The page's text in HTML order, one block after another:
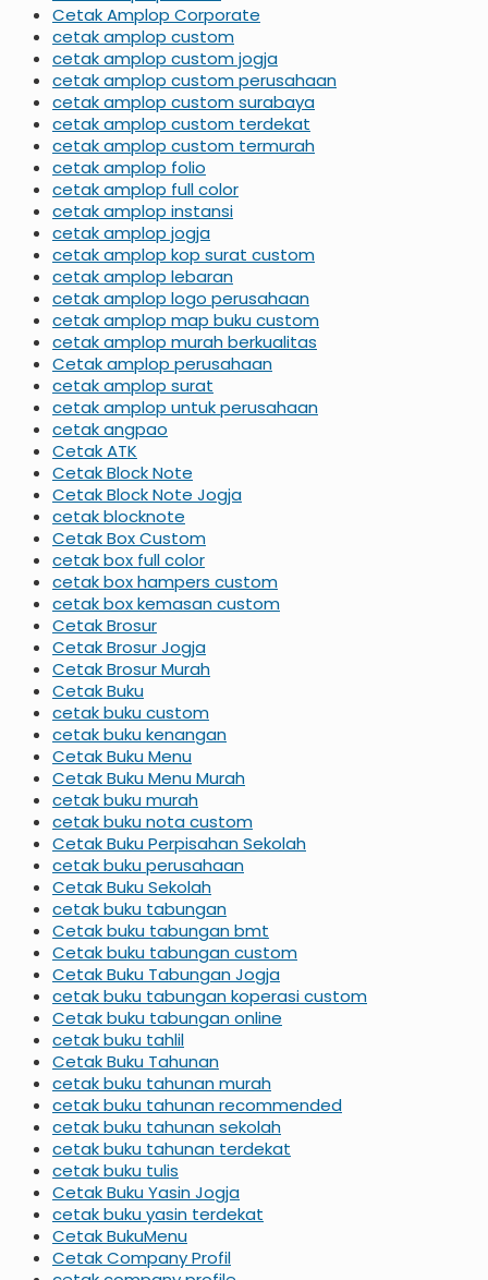
Cetak Amplop Corporate
cetak amplop custom
cetak amplop custom jogja
cetak amplop custom perusahaan
cetak amplop custom surabaya
cetak amplop custom terdekat
cetak amplop custom termurah
cetak amplop folio
cetak amplop full color
cetak amplop instansi
cetak amplop jogja
cetak amplop kop surat custom
cetak amplop lebaran
cetak amplop logo perusahaan
cetak amplop map buku custom
cetak amplop murah berkualitas
Cetak amplop perusahaan
cetak amplop surat
cetak amplop untuk perusahaan
cetak angpao
Cetak ATK
Cetak Block Note
Cetak Block Note Jogja
cetak blocknote
Cetak Box Custom
cetak box full color
cetak box hampers custom
cetak box kemasan custom
Cetak Brosur
Cetak Brosur Jogja
Cetak Brosur Murah
Cetak Buku
cetak buku custom
cetak buku kenangan
Cetak Buku Menu
Cetak Buku Menu Murah
cetak buku murah
cetak buku nota custom
Cetak Buku Perpisahan Sekolah
cetak buku perusahaan
Cetak Buku Sekolah
cetak buku tabungan
Cetak buku tabungan bmt
Cetak buku tabungan custom
Cetak Buku Tabungan Jogja
cetak buku tabungan koperasi custom
Cetak buku tabungan online
cetak buku tahlil
Cetak Buku Tahunan
cetak buku tahunan murah
cetak buku tahunan recommended
cetak buku tahunan sekolah
cetak buku tahunan terdekat
cetak buku tulis
Cetak Buku Yasin Jogja
cetak buku yasin terdekat
Cetak BukuMenu
Cetak Company Profil